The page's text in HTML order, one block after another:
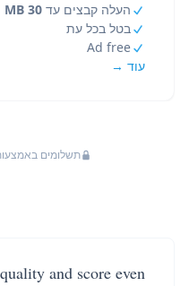
העלה קבצים עד 30 MB
בטל בכל עת
Ad free
עוד →
תשלומים
and score even